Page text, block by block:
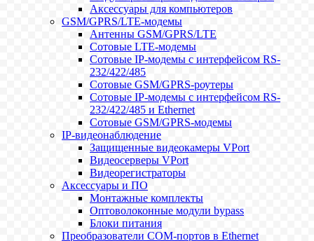
Аксессуары для компьютеров
GSM/GPRS/LTE-модемы
Антенны GSM/GPRS/LTE
Сотовые LTE-модемы
Сотовые IP-модемы с интерфейсом RS-
232/422/485
Сотовые GSM/GPRS-роутеры
Сотовые IP-модемы с интерфейсом RS-
232/422/485 и Ethernet
Сотовые GSM/GPRS-модемы
IP-видеонаблюдение
Защищенные видеокамеры VPort
Видеосерверы VPort
Видеорегистраторы
Аксессуары и ПО
Монтажные комплекты
Оптоволоконные модули bypass
Блоки питания
Преобразователи COM-портов в Ethernet